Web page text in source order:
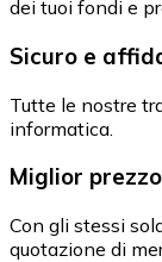
dei tuoi fondi e
Sicuro e
Tutte le nostre
informatica.
Miglior prezzo
Con gli stessi
quotazione di